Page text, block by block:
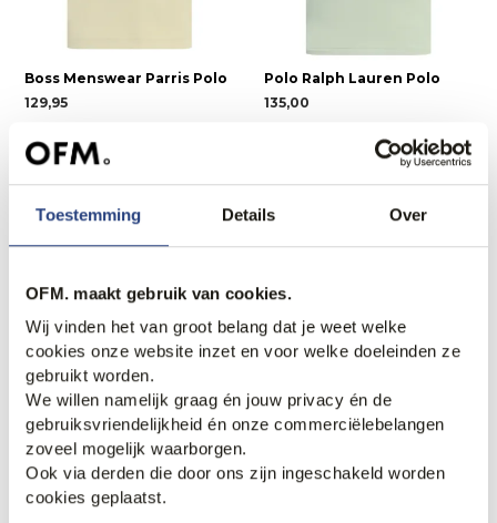
Toestemming Details Over
OFM. maakt gebruik van cookies.
Wij vinden het van groot belang dat je weet welke
cookies onze website inzet en voor welke doeleinden ze
gebruikt worden.
We willen namelijk graag én jouw privacy én de
gebruiksvriendelijkheid én onze commerciëlebelangen
zoveel mogelijk waarborgen.
Ook via derden die door ons zijn ingeschakeld worden
cookies geplaatst.
Boss Menswear Parris Polo
129,95
Polo Ralph Lauren Polo
135,00
PME Legend Polo
79,99
69,99